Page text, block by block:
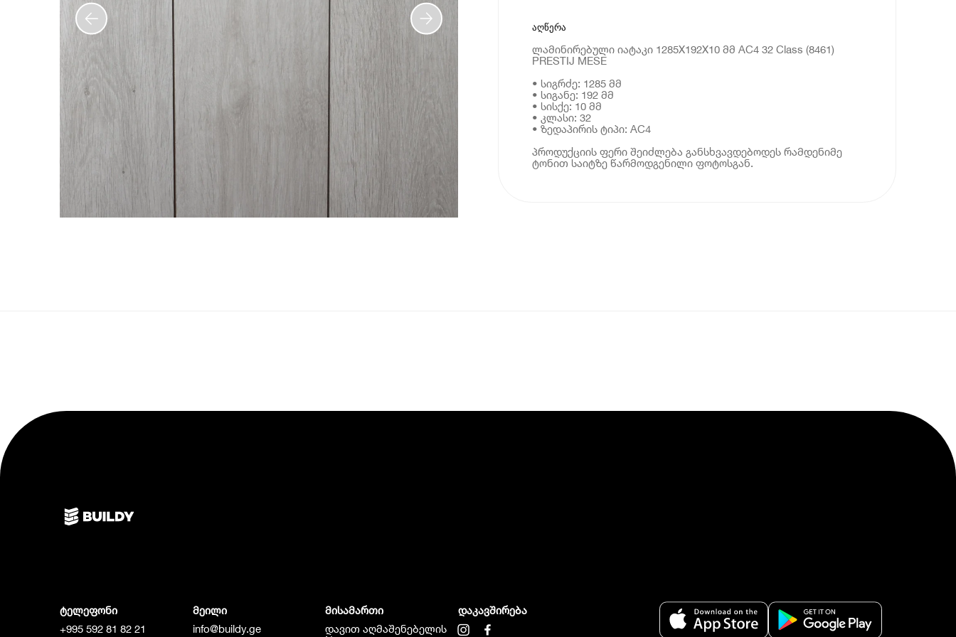
აღწერა
ლამინირებული იატაკი 1285X192X10 მმ AC4 32 Class (8461)
PRESTIJ MESE
• სიგრძე: 1285 მმ
• სიგანე: 192 მმ
• სისქე: 10 მმ
• კლასი: 32
• ზედაპირის ტიპი: AC4
პროდუქციის ფერი შეიძლება განსხვავდებოდეს რამდენიმე
ტონით საიტზე წარმოდგენილი ფოტოსგან.
ტელეფონი
+995 592 81 82 21
მეილი
info@buildy.ge
მისამართი
დავით აღმაშენებელის
დაკავშირება